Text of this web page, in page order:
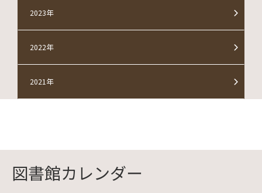
2023年
2022年
2021年
図書館カレンダー